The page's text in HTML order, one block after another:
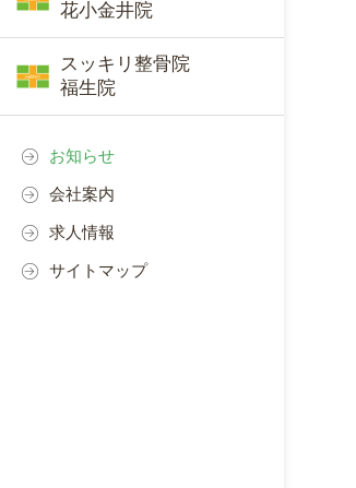
花小金井院
スッキリ整骨院
福生院
お知らせ
会社案内
求人情報
サイトマップ